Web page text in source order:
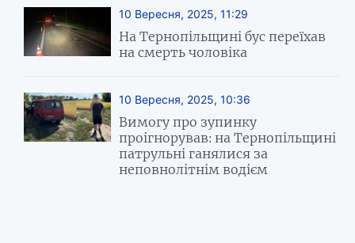
10 Вересня, 2025, 11:29
На Тернопільщині бус переїхав
на смерть чоловіка
10 Вересня, 2025, 10:36
Вимогу про зупинку
проігнорував: на Тернопільщині
патрульні ганялися за
неповнолітнім водієм